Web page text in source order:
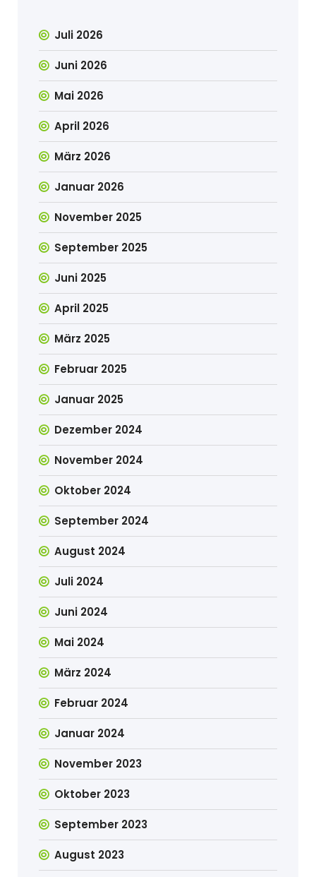
Juli 2026
Juni 2026
Mai 2026
April 2026
März 2026
Januar 2026
November 2025
September 2025
Juni 2025
April 2025
März 2025
Februar 2025
Januar 2025
Dezember 2024
November 2024
Oktober 2024
September 2024
August 2024
Juli 2024
Juni 2024
Mai 2024
März 2024
Februar 2024
Januar 2024
November 2023
Oktober 2023
September 2023
August 2023